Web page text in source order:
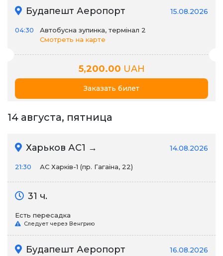
Будапешт Аеропорт 15.08.2026
04:30
Автобусна зупинка, термінал 2
Смотреть на карте
5,200.00 UAH
Заказать билет
14 августа, пятница
Харьков АС1 → 14.08.2026
21:30 АС Харків-1 (пр. Гагаіна, 22)
31 ч.
Есть пересадка
Следует через Венгрию
Будапешт Аеропорт 16.08.2026